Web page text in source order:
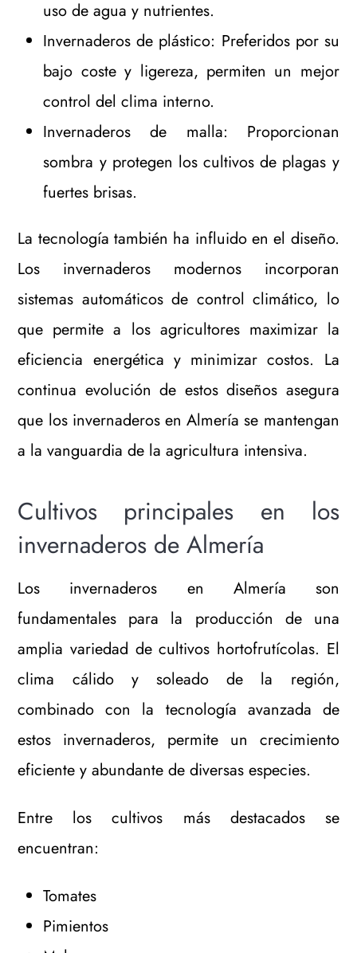
uso de agua y nutrientes.
Invernaderos de plástico: Preferidos por su
bajo coste y ligereza, permiten un mejor
control del clima interno.
Invernaderos de malla: Proporcionan
sombra y protegen los cultivos de plagas y
fuertes brisas.
La tecnología también ha influido en el diseño.
Los invernaderos modernos incorporan
sistemas automáticos de control climático, lo
que permite a los agricultores maximizar la
eficiencia energética y minimizar costos. La
continua evolución de estos diseños asegura
que los invernaderos en Almería se mantengan
a la vanguardia de la agricultura intensiva.
Cultivos principales en los
invernaderos de Almería
Los invernaderos en Almería son
fundamentales para la producción de una
amplia variedad de cultivos hortofrutícolas. El
clima cálido y soleado de la región,
combinado con la tecnología avanzada de
estos invernaderos, permite un crecimiento
eficiente y abundante de diversas especies.
Entre los cultivos más destacados se
encuentran:
Tomates
Pimientos